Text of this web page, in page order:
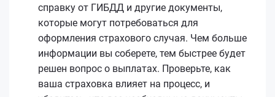
справку от ГИБДД и другие документы,
которые могут потребоваться для
оформления страхового случая. Чем больше
информации вы соберете, тем быстрее будет
решен вопрос о выплатах. Проверьте, как
ваша страховка влияет на процесс, и